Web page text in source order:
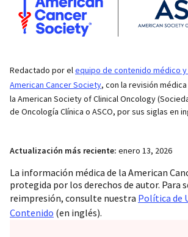
Redactado por elequipo de contenido médico
American Cancer Society, con la revisión
la American Society of Clinical Oncology
de Oncología Clínica o ASCO, por sus siglas en
Actualización más reciente: enero 13, 2026
La información médica de la American
protegida por los derechos de autor. Para
reimpresión, consulte nuestra Política de
Contenido (en inglés).